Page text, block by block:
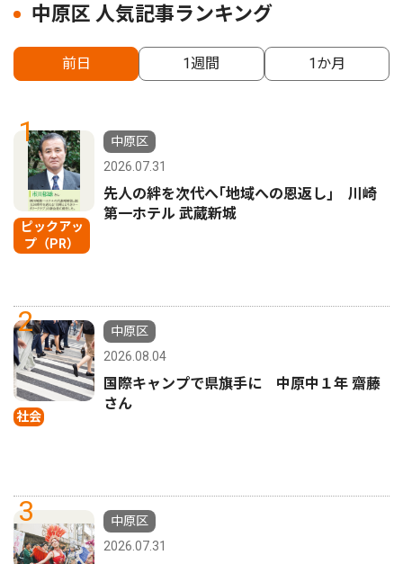
中原区 人気記事ランキング
前日 1週間 1か月
1
ピックアッ
プ（PR）
中原区
2026.07.31
先人の絆を次代へ｢地域への恩返し｣ 川崎
第一ホテル 武蔵新城
2
社会
中原区
2026.08.04
国際キャンプで県旗手に 中原中１年 齋藤
さん
3
中原区
2026.07.31